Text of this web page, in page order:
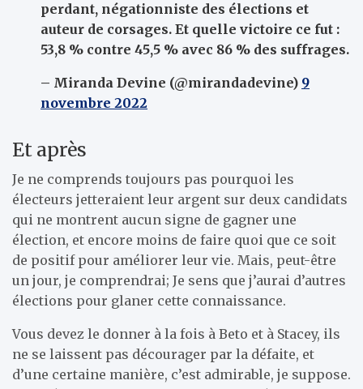
perdant, négationniste des élections et
auteur de corsages. Et quelle victoire ce fut :
53,8 % contre 45,5 % avec 86 % des suffrages.
– Miranda Devine (@mirandadevine) 9
novembre 2022
Et après
Je ne comprends toujours pas pourquoi les
électeurs jetteraient leur argent sur deux candidats
qui ne montrent aucun signe de gagner une
élection, et encore moins de faire quoi que ce soit
de positif pour améliorer leur vie. Mais, peut-être
un jour, je comprendrai; Je sens que j’aurai d’autres
élections pour glaner cette connaissance.
Vous devez le donner à la fois à Beto et à Stacey, ils
ne se laissent pas décourager par la défaite, et
d’une certaine manière, c’est admirable, je suppose.